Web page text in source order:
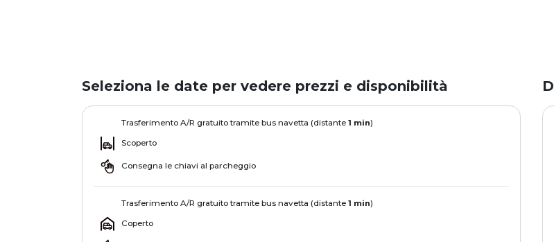
Seleziona le date per vedere prezzi e disponibilità
Trasferimento A/R gratuito tramite bus navetta (distante 1 min)
Scoperto
Consegna le chiavi al parcheggio
Trasferimento A/R gratuito tramite bus navetta (distante 1 min)
Coperto